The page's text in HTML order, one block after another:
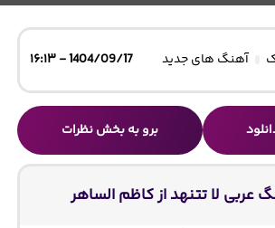
آهنگ های جدید 1404/09/17 - ۱۶:۱۳
برو به بخش نظرات
عربی لا تتنهد از کاظم الساهر